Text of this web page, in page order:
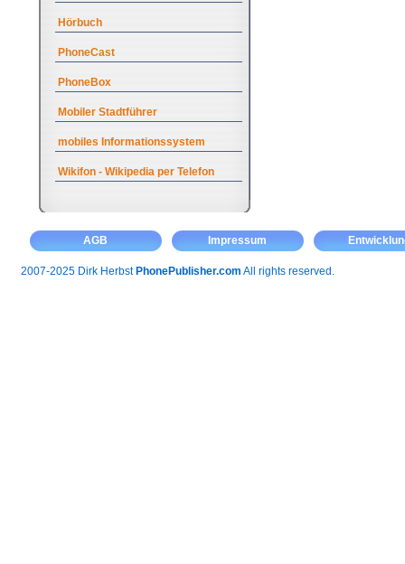
Hörbuch
PhoneCast
PhoneBox
Mobiler Stadtführer
mobiles Informationssystem
Wikifon - Wikipedia per Telefon
AGB Impressum
2007-2025 Dirk Herbst PhonePublisher.com All rights reserved.